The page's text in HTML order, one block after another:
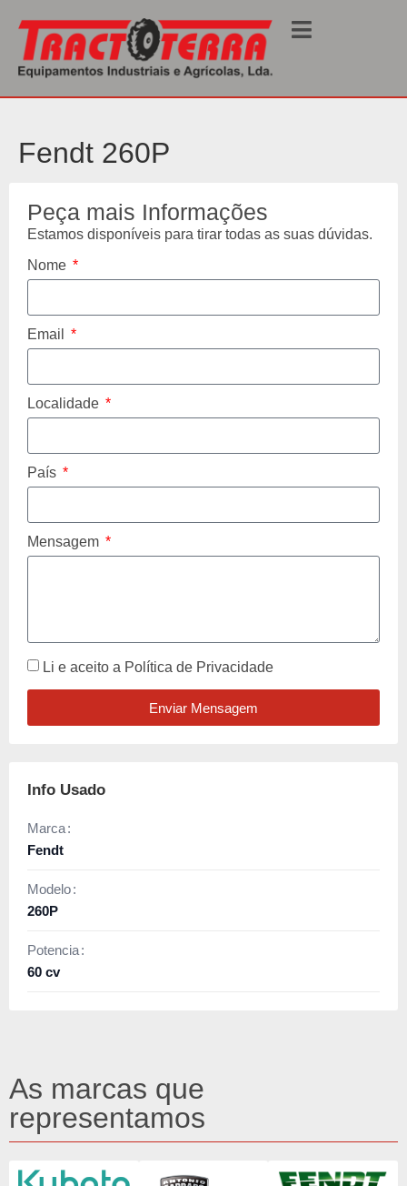
Fendt 260P
Peça mais Informações
Estamos disponíveis para tirar todas as suas dúvidas.
Nome
Email
Localidade
País
Mensagem
Li e aceito a Política de Privacidade
Enviar Mensagem
Info Usado
Marca
Fendt
Modelo
260P
Potencia
60 cv
As marcas que
representamos